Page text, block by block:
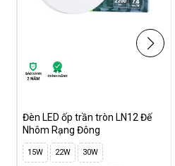
là loại
ánh sáng gián tiếp nên ánh
đèn, cho chất lượng ánh sáng êm
hại cho mắt người dùng.
Đèn LED ốp trần tròn LN12 Đế
Nhôm Rạng Đông
15W 22W 30W